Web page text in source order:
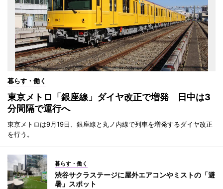
暮らす・働く
東京メトロ「銀座線」ダイヤ改正で増発 日中は3
分間隔で運行へ
東京メトロは9月19日、銀座線と丸ノ内線で列車を増発するダイヤ改正
を行う。
暮らす・働く
渋谷サクラステージに屋外エアコンやミストの「避
暑」スポット